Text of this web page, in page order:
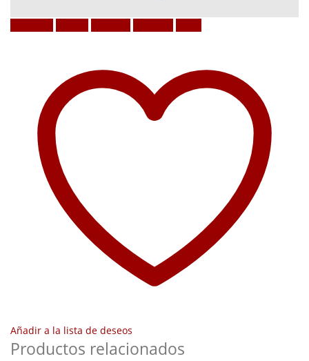
Añadir a la lista de deseos
Productos relacionados